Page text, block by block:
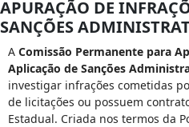
APURAÇÃO DE
SANÇÕES
A Comissão Permanente para
Aplicação de Sanções
investigar infrações cometidas
de licitações ou possuem
Estadual. Criada nos termos da